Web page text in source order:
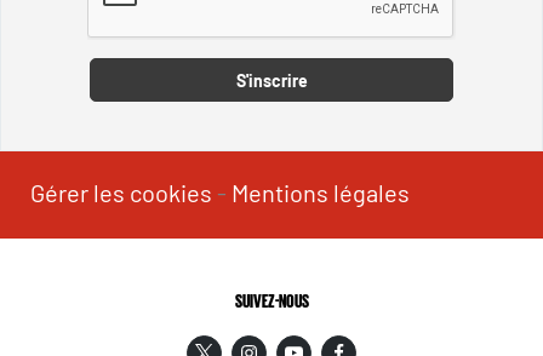
S'inscrire
Gérer les cookies - Mentions légales
SUIVEZ-NOUS